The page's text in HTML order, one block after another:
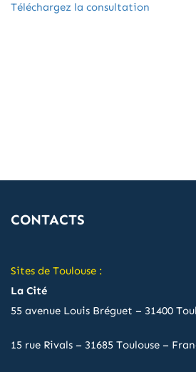
Téléchargez la consultation
CONTACTS
Sites de Toulouse :
La Cité
55 avenue Louis Bréguet – 31400
15 rue Rivals – 31685 Toulouse –